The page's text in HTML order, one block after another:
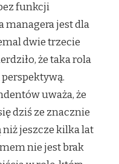
funkcji
managera jest dla
dwie trzecie
że taka rola
uważa, że
dziś ze znacznie
jeszcze kilka lat
nie jest brak